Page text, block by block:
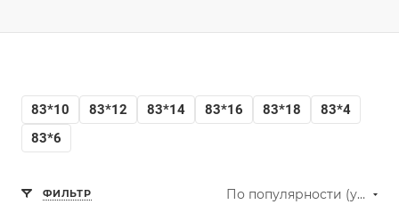
83*10 83*12 83*14 83*16 83*18
83*4
83*6
ФИЛЬТР По популярности (убывание)